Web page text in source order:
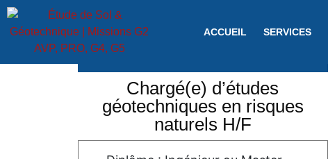
ACCUEIL SERVICES
Chargé(e) d’études
géotechniques en risques
naturels H/F